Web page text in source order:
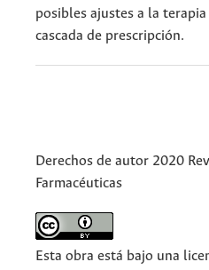
posibles ajustes a la
cascada de prescripción.
Derechos de autor 2020
Farmacéuticas
Esta obra está bajo una